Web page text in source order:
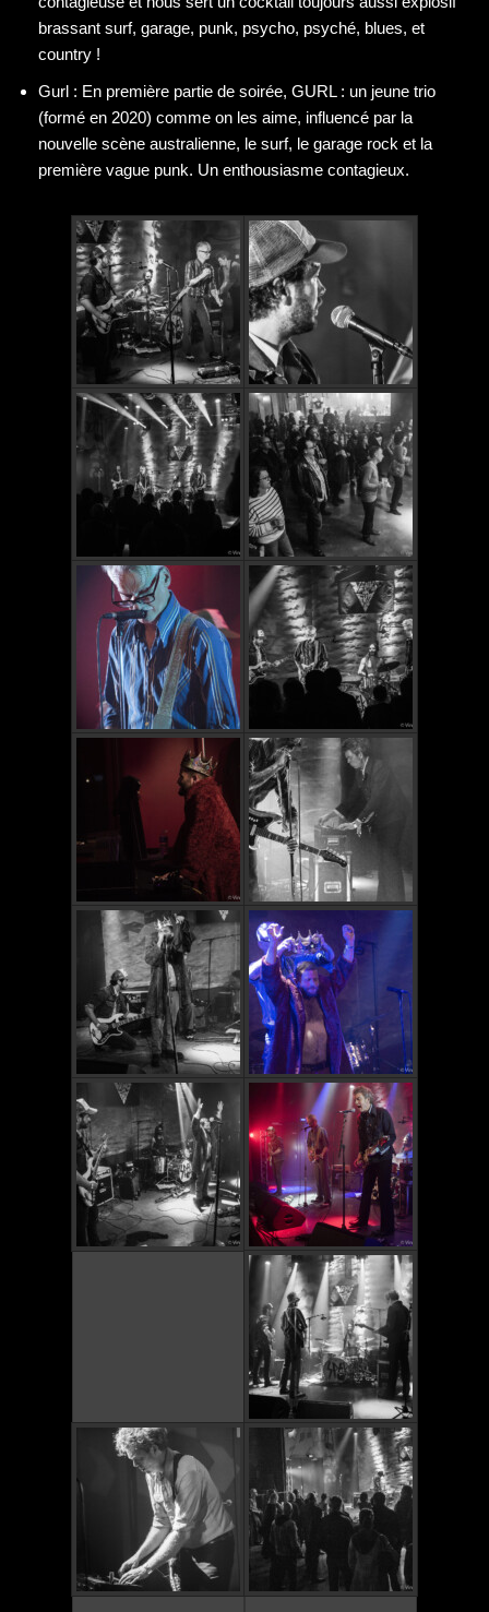
brassant surf, garage, punk, psycho, psyché, blues, et
country !
Gurl : En première partie de soirée, GURL : un jeune trio
(formé en 2020) comme on les aime, influencé par la
nouvelle scène australienne, le surf, le garage rock et la
première vague punk. Un enthousiasme contagieux.